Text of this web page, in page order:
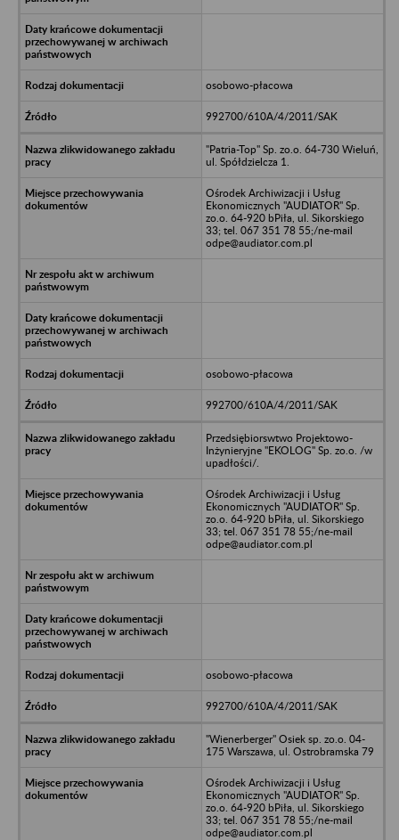
osobowo-płacowa
992700/610A/4/2011/SAK
"Patria-Top" Sp. zo.o. 64-730 Wieluń,
ul. Spółdzielcza 1.
Ośrodek Archiwizacji i Usług
Ekonomicznych "AUDIATOR" Sp.
zo.o. 64-920 bPiła, ul. Sikorskiego
33; tel. 067 351 78 55;/ne-mail
odpe@audiator.com.pl
osobowo-płacowa
992700/610A/4/2011/SAK
Przedsiębiorswtwo Projektowo-
Inżynieryjne "EKOLOG" Sp. zo.o. /w
upadłości/.
Ośrodek Archiwizacji i Usług
Ekonomicznych "AUDIATOR" Sp.
zo.o. 64-920 bPiła, ul. Sikorskiego
33; tel. 067 351 78 55;/ne-mail
odpe@audiator.com.pl
osobowo-płacowa
992700/610A/4/2011/SAK
"Wienerberger" Osiek sp. zo.o. 04-
175 Warszawa, ul. Ostrobramska 79
Ośrodek Archiwizacji i Usług
Ekonomicznych "AUDIATOR" Sp.
zo.o. 64-920 bPiła, ul. Sikorskiego
33; tel. 067 351 78 55;/ne-mail
odpe@audiator.com.pl